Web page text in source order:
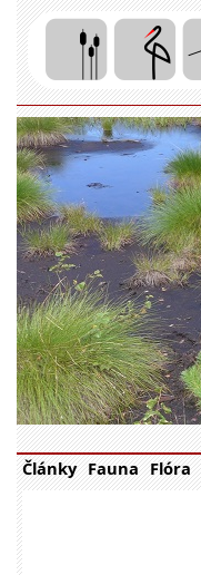
Články Fauna Flóra